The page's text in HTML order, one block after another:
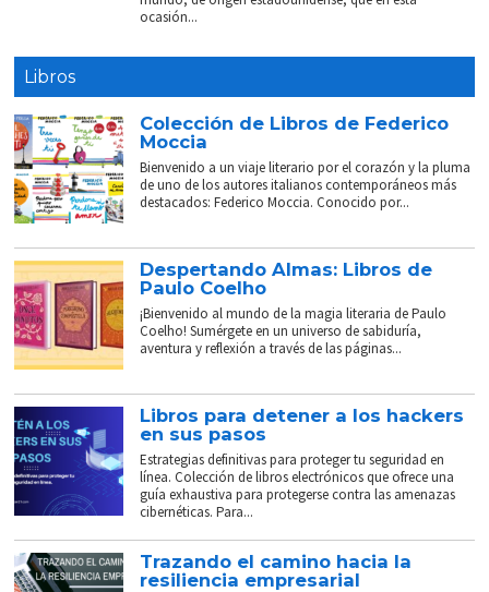
ocasión...
Libros
Colección de Libros de Federico
Moccia
Bienvenido a un viaje literario por el corazón y la pluma
de uno de los autores italianos contemporáneos más
destacados: Federico Moccia. Conocido por...
Despertando Almas: Libros de
Paulo Coelho
¡Bienvenido al mundo de la magia literaria de Paulo
Coelho! Sumérgete en un universo de sabiduría,
aventura y reflexión a través de las páginas...
Libros para detener a los hackers
en sus pasos
Estrategias definitivas para proteger tu seguridad en
línea. Colección de libros electrónicos que ofrece una
guía exhaustiva para protegerse contra las amenazas
cibernéticas. Para...
Trazando el camino hacia la
resiliencia empresarial